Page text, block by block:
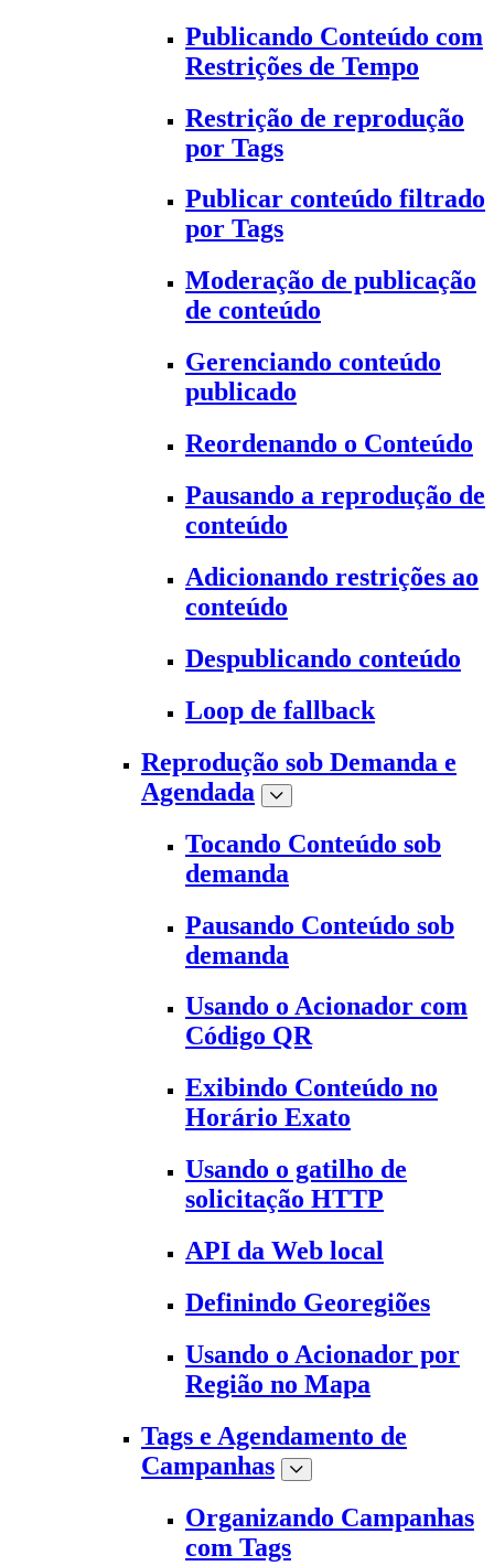
Publicando Conteúdo com
Restrições de Tempo
Restrição de reprodução
por Tags
Publicar conteúdo filtrado
por Tags
Moderação de publicação
de conteúdo
Gerenciando conteúdo
publicado
Reordenando o Conteúdo
Pausando a reprodução de
conteúdo
Adicionando restrições ao
conteúdo
Despublicando conteúdo
Loop de fallback
Reprodução sob Demanda e
Agendada
Tocando Conteúdo sob
demanda
Pausando Conteúdo sob
demanda
Usando o Acionador com
Código QR
Exibindo Conteúdo no
Horário Exato
Usando o gatilho de
solicitação HTTP
API da Web local
Definindo Georegiões
Usando o Acionador por
Região no Mapa
Tags e Agendamento de
Campanhas
Organizando Campanhas
com Tags